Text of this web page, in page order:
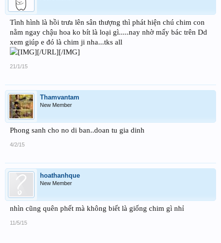
Tình hình là hồi trưa lên sân thượng thì phát hiện chú chim con
nằm ngay chậu hoa ko bít là loại gì.....nay nhờ mấy bác trên Dd
xem giúp e đó là chim ji nha...tks all
[/URL][/IMG]
21/1/15
Thamvantam
New Member
Phong sanh cho no di ban..doan tu gia dinh
4/2/15
hoathanhque
New Member
nhìn cũng quên phết mà không biết là giống chim gì nhỉ
11/5/15